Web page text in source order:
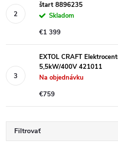
štart 8896235
Skladom
€1 399
EXTOL CRAFT
5,5kW/400V 421011
Na objednávku
€759
Filtrovať